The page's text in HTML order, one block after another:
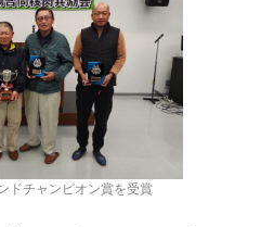
ドチャンピオン賞を受賞